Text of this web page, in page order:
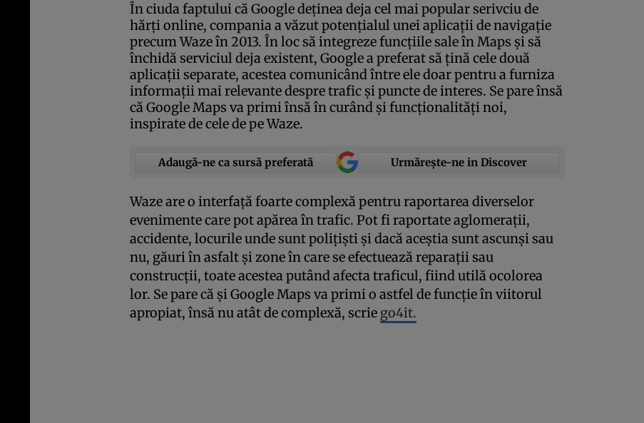
În ciuda faptului că Google deţinea deja cel mai popular serivciu de
hărţi online, compania a văzut potenţialul unei aplicaţii de navigaţie
precum Waze în 2013. În loc să integreze funcţiile sale în Maps şi să
închidă serviciul deja existent, Google a preferat să ţină cele două
aplicaţii separate, acestea comunicând între ele doar pentru a furniza
informaţii mai relevante despre trafic şi puncte de interes. Se pare însă
că Google Maps va primi însă în curând şi funcţionalităţi noi,
inspirate de cele de pe Waze.
Adaugă-ne ca sursă preferată Urmărește-ne in Discover
Waze are o interfaţă foarte complexă pentru raportarea diverselor
evenimente care pot apărea în trafic. Pot fi raportate aglomeraţii,
accidente, locurile unde sunt poliţişti şi dacă aceştia sunt ascunşi sau
nu, găuri în asfalt şi zone în care se efectuează reparaţii sau
construcţii, toate acestea putând afecta traficul, fiind utilă ocolorea
lor. Se pare că şi Google Maps va primi o astfel de funcţie în viitorul
apropiat, însă nu atât de complexă, scrie go4it.